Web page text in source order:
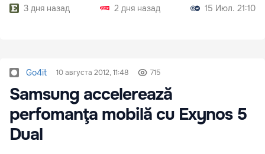
3 дня назад
2 дня назад
15 Июл. 21:10
Go4it 10 августа 2012, 11:48 715
Samsung accelerează
perfomanţa mobilă cu Exynos 5
Dual